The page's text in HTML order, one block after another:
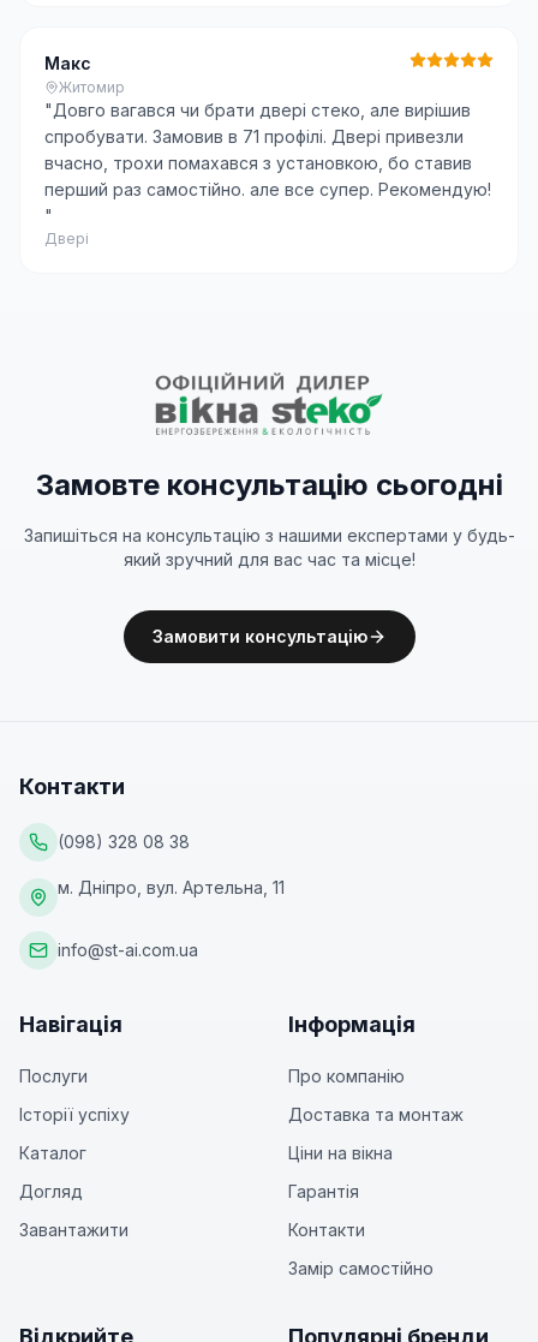
Макс
Житомир
"Довго вагався чи брати двері стеко, але вирішив
спробувати. Замовив в 71 профілі. Двері привезли
вчасно, трохи помахався з установкою, бо ставив
перший раз самостійно. але все супер. Рекомендую!
"
Двері
Замовте консультацію сьогодні
Запишіться на консультацію з нашими експертами у будь-
який зручний для вас час та місце!
Замовити консультацію
Контакти
(098) 328 08 38
м. Дніпро, вул. Артельна, 11
info@st-ai.com.ua
Навігація
Послуги
Історії успіху
Каталог
Догляд
Завантажити
Інформація
Про компанію
Доставка та монтаж
Ціни на вікна
Гарантія
Контакти
Замір самостійно
Відкрийте Популярні бренди